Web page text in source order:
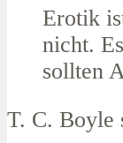
Erotik
nicht.
sollten
T. C. Boyle